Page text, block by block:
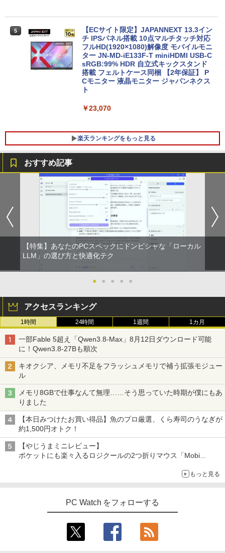
13.3インチ 良品 Lenovo ThinkPad X13
Gen2 Type-20XJ フルHD / Windows11/
高性能 AMD Ryzen 5-5650u/ 16GB/ 爆
速NVMe式256GB-SSD/ カメラ/ 無線Wi-
Fi6/ Office付き/ Win11【中古ノートパソ
コン 中古パソコン 中古PC】税込送料無
￥148,700
5
【ECサイト限定】JAPANNEXT 13.3イン
チ IPSパネル搭載 10点マルチタッチ対応
フルHD(1920×1080)解像度 モバイルモニ
ター JN-MD-iE133F-T miniHDMI USB-C
sRGB:99% HDR 自立式キックスタンド
搭載 フェルトケース同梱 【2年保証】 P
Cモニター 液晶モニター ジャパンネクス
ト
￥23,070
楽天ランキングをもっと見る
九条の大罪（17） 【電子書籍】[ 真鍋昌
平 ]
不老不死少女の苗床旅行記 5 【電子書
￥924
3
異世界居酒屋「のぶ」(22) 【電子書籍】[
￥924
4 marnaのある暮らし （TJMOOK）
￥2,799
おすすめ記事
【特集】あなたのPCスペックにドンピシャな「ローカル
LLM」の選び方と快適化テク
● ● ● ● ●
アクセスランキング
1時間 24時間 1週間 1カ月
一部Fable 5超え「Qwen3.8-Max」8月12日ダウンロード可能
に！Qwen3.8-27Bも順次
キオクシア、メモリ不足をフラッシュメモリで補う拡張モジュー
ル
メモリ8GBで仕事なんて無理……そう思っていた時期が僕にもあ
りました
【本日みつけたお買い得品】魚のプロ厳選、くら寿司のうなぎが
約1,500円オトク！
【やじうまミニレビュー】
ポケットにも楽々入るロジクールの2つ折りマウス「Mobi
もっと見る
PC Watch をフォローする